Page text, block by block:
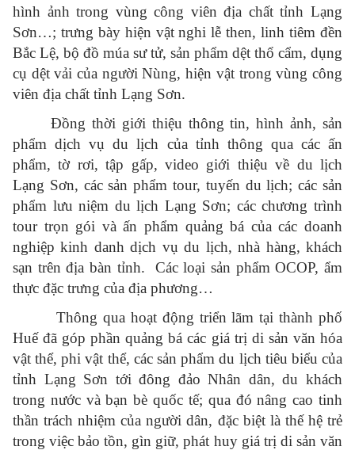
hình ảnh trong vùng công viên địa chất tỉnh Lạng
Sơn…; trưng bày hiện vật nghi lễ then, linh tiêm đền
Bắc Lệ, bộ đồ múa sư tử, sản phẩm dệt thổ cẩm, dụng
cụ dệt vải của người Nùng, hiện vật trong vùng công
viên địa chất tỉnh Lạng Sơn.
Đồng thời giới thiệu thông tin, hình ảnh, sản
phẩm dịch vụ du lịch của tỉnh thông qua các ấn
phẩm, tờ rơi, tập gấp, video giới thiệu về du lịch
Lạng Sơn, cácsản phẩmtour, tuyến du lịch; các sản
phẩm lưu niệm du lịch Lạng Sơn; các chương trình
tour trọn gói và ấn phẩm quảng bá của các doanh
nghiệp kinh danh dịch vụ du lịch, nhà hàng, khách
sạn trên địa bàn tỉnh.
Các loạisản phẩm OCOP, ẩm
thực đặc trưng của địa phương…
Thông qua hoạt động triển lãm tại thành phố
Huế đã góp phần quảng bá các giá trị di sản văn hóa
vật thể, phi vật thể, các sản phẩm du lịch tiêu biểu của
tỉnh Lạng Sơn tới đông đảo Nhân dân, du khách
trong nước và bạn bè quốc tế; qua đó nâng cao tinh
thần trách nhiệm của người dân, đặc biệt là thế hệ trẻ
trong việc bảo tồn, gìn giữ, phát huy giá trị di sản văn